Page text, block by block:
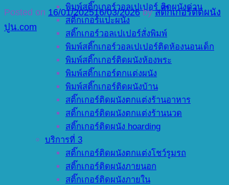
พิมพ์สติ๊กเกอร์วอลเปเปอร์ ติดผนังด่วน
สติ๊กเกอร์แปะผนัง
สติ๊กเกอร์วอลเปเปอร์สั่งพิมพ์
พิมพ์สติ๊กเกอร์วอลเปเปอร์ติดห้องนอนเด็ก
พิมพ์สติ๊กเกอร์ติดผนังห้องพระ
พิมพ์สติ๊กเกอร์ตกแต่งผนัง
พิมพ์สติ๊กเกอร์ติดผนังบ้าน
สติ๊กเกอร์ติดผนังตกแต่งร้านอาหาร
สติ๊กเกอร์ติดผนังตกแต่งร้านนวด
สติ๊กเกอร์ติดผนัง hoarding
บริการที่ 3
สติ๊กเกอร์ติดผนังตกแต่งโชว์รูมรถ
สติ๊กเกอร์ติดผนังภายนอก
สติ๊กเกอร์ติดผนังภายใน
Posted on 16/01/202516/03/2026 byสติ๊กเกอร์ติดผนัง
ปูน.com